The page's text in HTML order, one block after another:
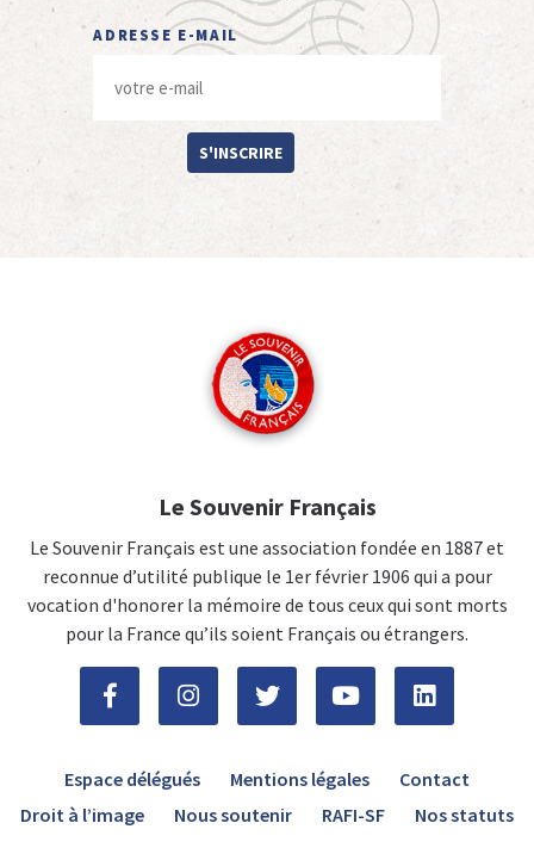
ADRESSE E-MAIL
S'INSCRIRE
Le Souvenir Français
Le Souvenir Français est une association fondée en 1887 et
reconnue d’utilité publique le 1er février 1906 qui a pour
vocation d'honorer la mémoire de tous ceux qui sont morts
pour la France qu’ils soient Français ou étrangers.
Espace délégués Mentions légales
Contact
Droit à l’image
Nous soutenir RAFI-SF Nos statuts